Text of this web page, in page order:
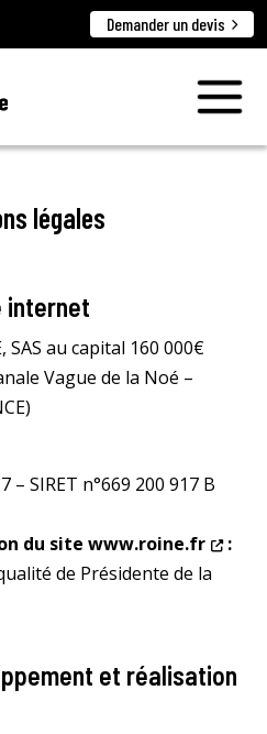
Demander un devis
légales
internet
SAS au capital 160 000€
Vague de la Noé –
– SIRET n°669 200 917 B
du site www.roine.fr
:
de Présidente de la
et réalisation